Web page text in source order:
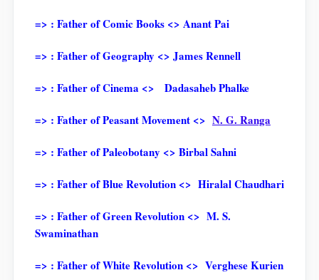
=> : Father of Comic Books <> Anant Pai
=> : Father of Geography <> James Rennell
=> : Father of Cinema <> Dadasaheb Phalke
=> : Father of Peasant Movement <> N. G. Ranga
=> : Father of Paleobotany <> Birbal Sahni
=> : Father of Blue Revolution <> Hiralal Chaudhari
=> : Father of Green Revolution <> M. S.
Swaminathan
=> : Father of White Revolution <> Verghese Kurien